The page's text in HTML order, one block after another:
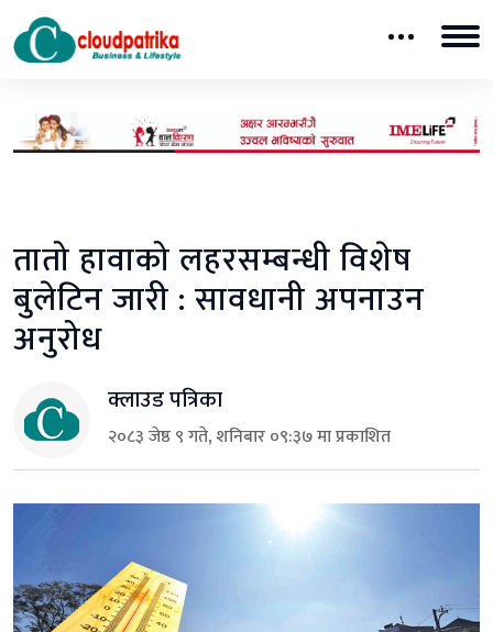
तातो हावाको लहरसम्बन्धी विशेष
बुलेटिन जारी : सावधानी अपनाउन
अनुरोध
क्लाउड पत्रिका
२०८३ जेष्ठ ९ गते, शनिबार ०९:३७ मा प्रकाशित